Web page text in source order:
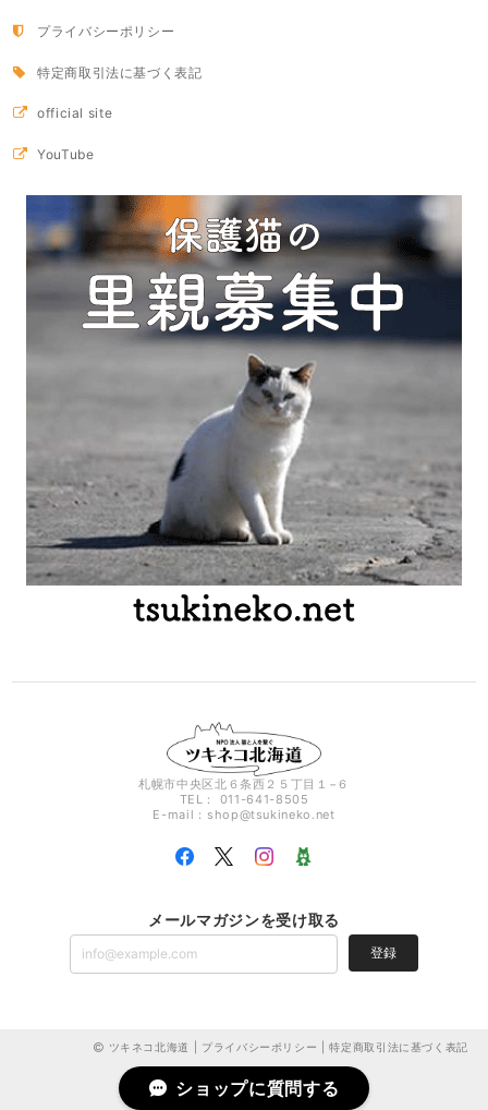
プライバシーポリシー
特定商取引法に基づく表記
official site
YouTube
札幌市中央区北６条西２５丁目１−６
TEL： 011-641-8505
E-mail： shop@tsukineko.net
メールマガジンを受け取る
登録
ツキネコ北海道 | プライバシーポリシー |特定商取引法に基づく表記
ショップに質問する